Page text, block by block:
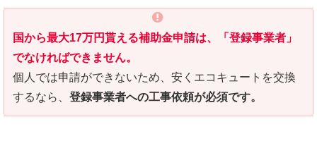
国から最大17万円貰える補助金申請は、「登録事業者」
でなければできません。
個人では申請ができないため、安くエコキュートを交換
するなら、 登録事業者への工事依頼が必須です。